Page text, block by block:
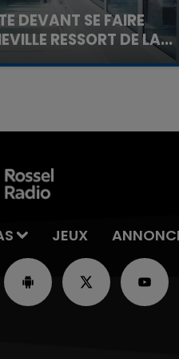
DEVANT SE FAIRE
RESSORT DE LA...
contre la clinique qui a
JEUX